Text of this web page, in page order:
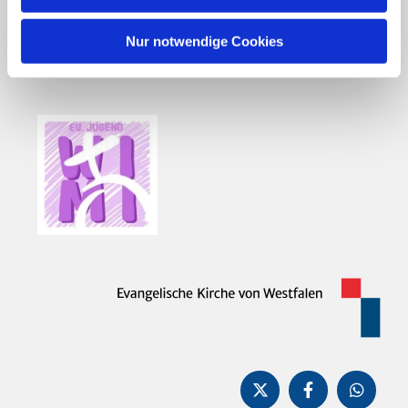
Nur notwendige Cookies